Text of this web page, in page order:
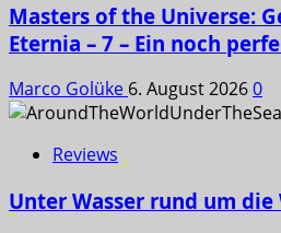
Masters of the Universe:
Eternia – 7 – Ein noch
Marco Golüke 6. August 20260
Reviews
Unter Wasser rund um die